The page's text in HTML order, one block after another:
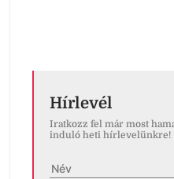
Hírlevél
Iratkozz fel már most
induló heti hírlevelünkre!